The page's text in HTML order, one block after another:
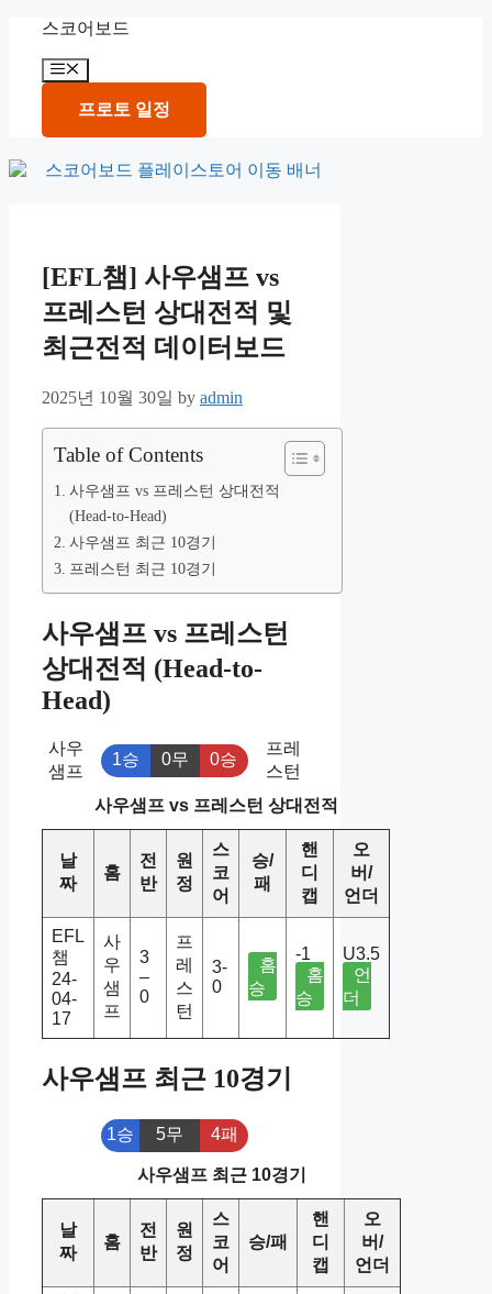
content
스코어보드
Menu
프로토 일정
[EFL챔] 사우샘프 vs
프레스턴 상대전적 및
최근전적 데이터보드
2025년 10월 30일 by admin
Table of Contents
사우샘프 vs 프레스턴 상대전적
(Head-to-Head)
사우샘프 최근 10경기
프레스턴 최근 10경기
사우샘프 vs 프레스턴
상대전적 (Head-to-
Head)
사우
샘프
1승 0무 0승
프레
스턴
사우샘프 vs 프레스턴 상대전적
날
짜
홈
전
반
원
정
스
코
어
승/
패
핸
디
캡
오
버/
언더
EFL
챔
24-
04-
17
사
우
샘
프
3
–
0
프
레
스
턴
3-
0
홈
승
-1
홈
승
U3.5
언
더
사우샘프 최근 10경기
1승 5무 4패
사우샘프 최근 10경기
날
짜
홈
전
반
원
정
스
코
어
승/패
핸
디
캡
오
버/
언더